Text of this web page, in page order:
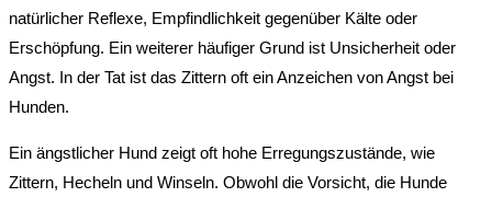
natürlicher Reflexe, Empfindlichkeit gegenüber Kälte oder
Erschöpfung. Ein weiterer häufiger Grund ist Unsicherheit oder
Angst. In der Tat ist das Zittern oft ein Anzeichen von Angst bei
Hunden.
Ein ängstlicher Hund zeigt oft hohe Erregungszustände, wie
Zittern, Hecheln und Winseln. Obwohl die Vorsicht, die Hunde